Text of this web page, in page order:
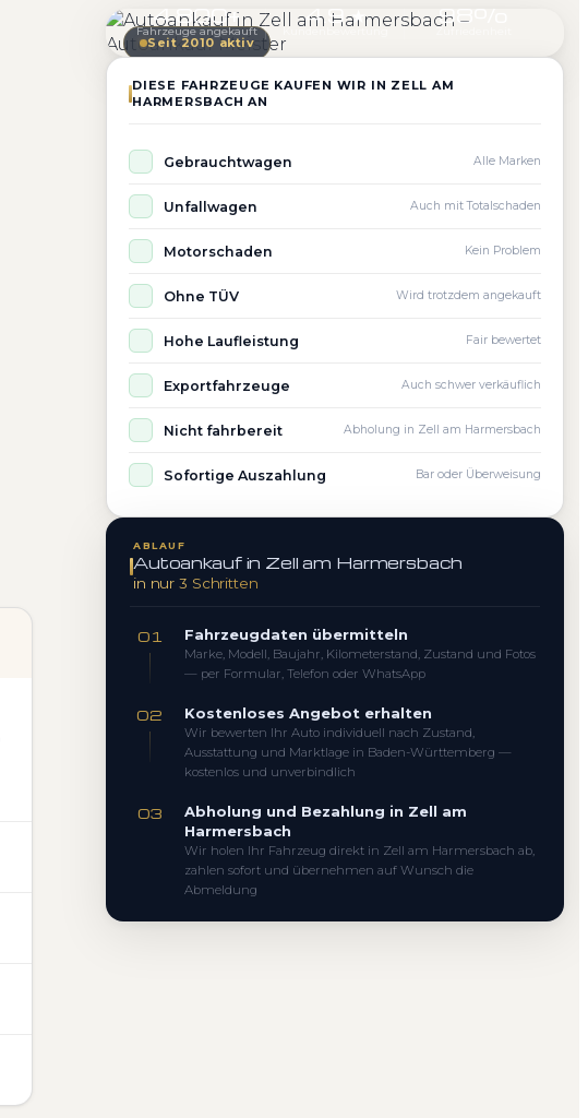
Seit 2010 aktiv
4.800+
Fahrzeuge angekauft
4.9 ★ 98%
DIESE FAHRZEUGE KAUFEN WIR IN ZELL AM
HARMERSBACH AN
Gebrauchtwagen Alle Marken
Unfallwagen Auch mit Totalschaden
Motorschaden Kein Problem
Ohne TÜV Wird trotzdem angekauft
Hohe Laufleistung Fair bewertet
Exportfahrzeuge Auch schwer verkäuflich
Nicht fahrbereit Abholung in Zell am Harmersbach
Sofortige Auszahlung Bar oder Überweisung
ABLAUF
Autoankauf in Zell am Harmersbach
in nur 3 Schritten
01 Fahrzeugdaten übermitteln
Marke, Modell, Baujahr, Kilometerstand, Zustand und Fotos
— per Formular, Telefon oder WhatsApp
02 Kostenloses Angebot erhalten
Wir bewerten Ihr Auto individuell nach Zustand,
Ausstattung und Marktlage in Baden-Württemberg —
kostenlos und unverbindlich
03
Abholung und Bezahlung in Zell am
Harmersbach
Wir holen Ihr Fahrzeug direkt in Zell am Harmersbach ab,
zahlen sofort und übernehmen auf Wunsch die
Abmeldung